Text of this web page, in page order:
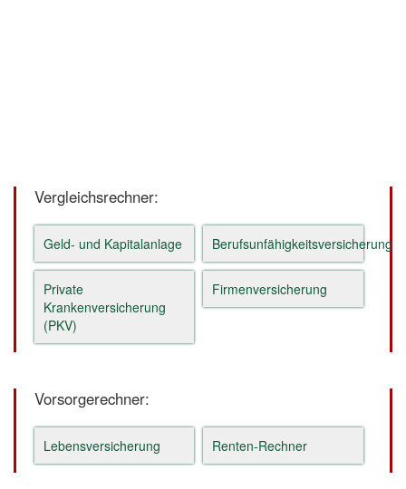
Vergleichsrechner:
Geld- und Kapitalanlage Berufsunfähigkeitsversicherung
Private
Krankenversicherung
(PKV)
Firmenversicherung
Vorsorgerechner:
Lebensversicherung Renten-Rechner